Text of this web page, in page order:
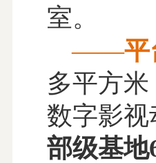
室。
——平
多平方
数字影
部级基地